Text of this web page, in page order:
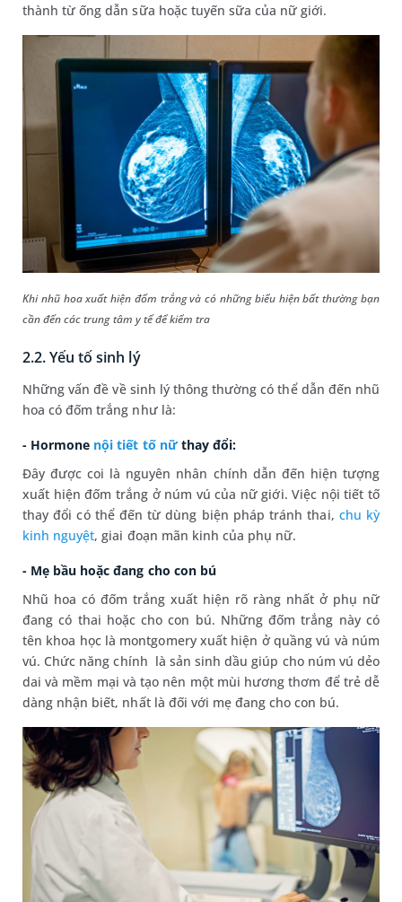
thành từ ống dẫn sữa hoặc tuyến sữa của nữ giới.
Khi nhũ hoa xuất hiện đốm trắng và có những biểu hiện bất thường bạn
cần đến các trung tâm y tế để kiểm tra
2.2. Yếu tố sinh lý
Những vấn đề về sinh lý thông thường có thể dẫn đến nhũ
hoa có đốm trắng như là:
- Hormone nội tiết tố nữthay đổi:
Đây được coi là nguyên nhân chính dẫn đến hiện tượng
xuất hiện đốm trắng ở núm vú của nữ giới. Việc nội tiết tố
thay đổi có thể đến từ dùng biện pháp tránh thai, chu kỳ
kinh nguyệt, giai đoạn mãn kinh của phụ nữ.
- Mẹ bầu hoặc đang cho con bú
Nhũ hoa có đốm trắng xuất hiện rõ ràng nhất ở phụ nữ
đang có thai hoặc cho con bú. Những đốm trắng này có
tên khoa học là montgomery xuất hiện ở quầng vú và núm
vú. Chức năng chính là sản sinh dầu giúp cho núm vú dẻo
dai và mềm mại và tạo nên một mùi hương thơm để trẻ dễ
dàng nhận biết, nhất là đối với mẹ đang cho con bú.